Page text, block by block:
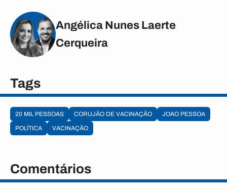
Angélica Nunes Laerte
Cerqueira
Tags
20 MIL PESSOAS CORUJÃO DE VACINAÇÃO
JOAO PESSOA
POLÍTICA
VACINAÇÃO
Comentários